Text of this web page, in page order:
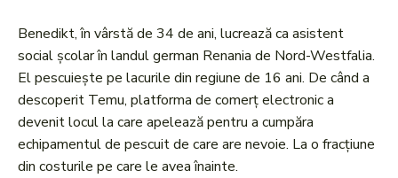
Benedikt, în vârstă de 34 de ani, lucrează ca asistent
social școlar în landul german Renania de Nord-Westfalia.
El pescuiește pe lacurile din regiune de 16 ani. De când a
descoperit Temu, platforma de comerț electronic a
devenit locul la care apelează pentru a cumpăra
echipamentul de pescuit de care are nevoie. La o fracțiune
din costurile pe care le avea înainte.